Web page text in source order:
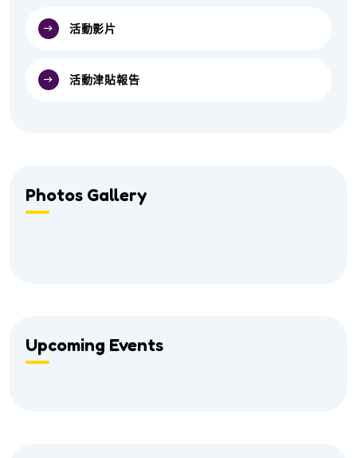
活動影片
活動津貼報告
Photos Gallery
Upcoming Events